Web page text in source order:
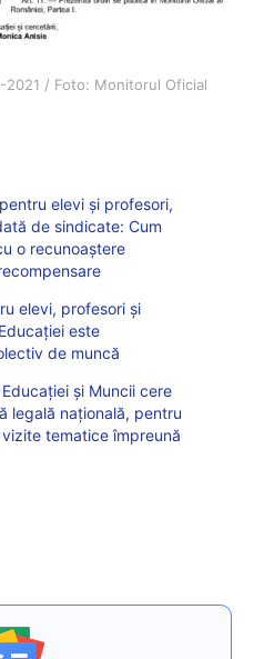
/ Foto: Monitorul Oficial
elevi și profesori,
de sindicate: Cum
o recunoaștere
elevi, profesori și
este
de muncă
și Muncii cere
legală națională, pentru
tematice împreună